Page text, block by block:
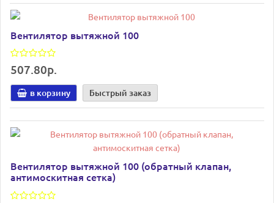
Вентилятор вытяжной 100
507.80р.
в корзину Быстрый заказ
Вентилятор вытяжной 100 (обратный клапан,
антимоскитная сетка)